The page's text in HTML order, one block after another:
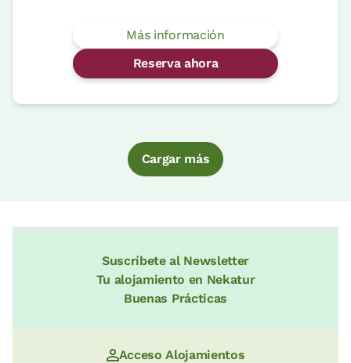
Más información
Reserva ahora
Cargar más
Suscríbete al Newsletter
Tu alojamiento en Nekatur
Buenas Prácticas
Acceso Alojamientos